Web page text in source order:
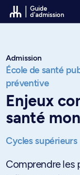
Passer au contenu
Guide
d'admission
Admission
École de santé
préventive
Enjeux
santé
Cycles supérieurs
Comprendre les